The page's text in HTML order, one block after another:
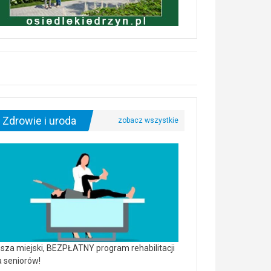
Zdrowie i uroda
miejski, BEZPŁATNY program rehabilitacji
seniorów!